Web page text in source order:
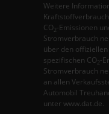
Weitere
CO2-Emissionen
Stromverbrauch
über den
spezifischen CO2-
Stromverbrauch
an allen
Automobil
unter www.dat.de.